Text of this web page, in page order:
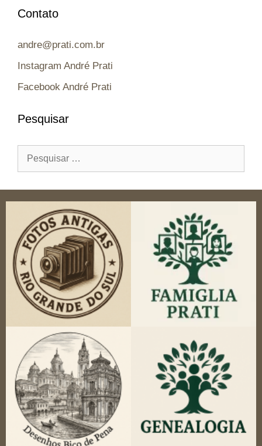
Contato
andre@prati.com.br
Instagram André Prati
Facebook André Prati
Pesquisar
Pesquisar
por: